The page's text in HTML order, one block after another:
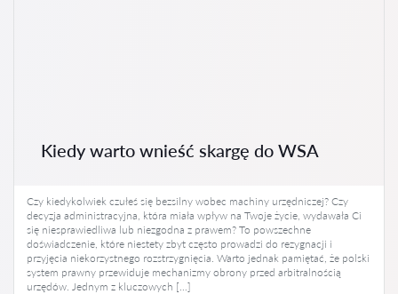
Kiedy warto wnieść skargę do WSA
Czy kiedykolwiek czułeś się bezsilny wobec machiny urzędniczej? Czy
decyzja administracyjna, która miała wpływ na Twoje życie, wydawała Ci
się niesprawiedliwa lub niezgodna z prawem? To powszechne
doświadczenie, które niestety zbyt często prowadzi do rezygnacji i
przyjęcia niekorzystnego rozstrzygnięcia. Warto jednak pamiętać, że polski
system prawny przewiduje mechanizmy obrony przed arbitralnością
urzędów. Jednym z kluczowych […]